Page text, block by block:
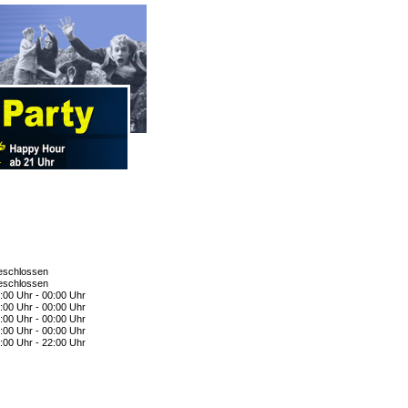
Uhr - 00:00 Uhr
Uhr - 00:00 Uhr
Uhr - 00:00 Uhr
Uhr - 00:00 Uhr
Uhr - 22:00 Uhr